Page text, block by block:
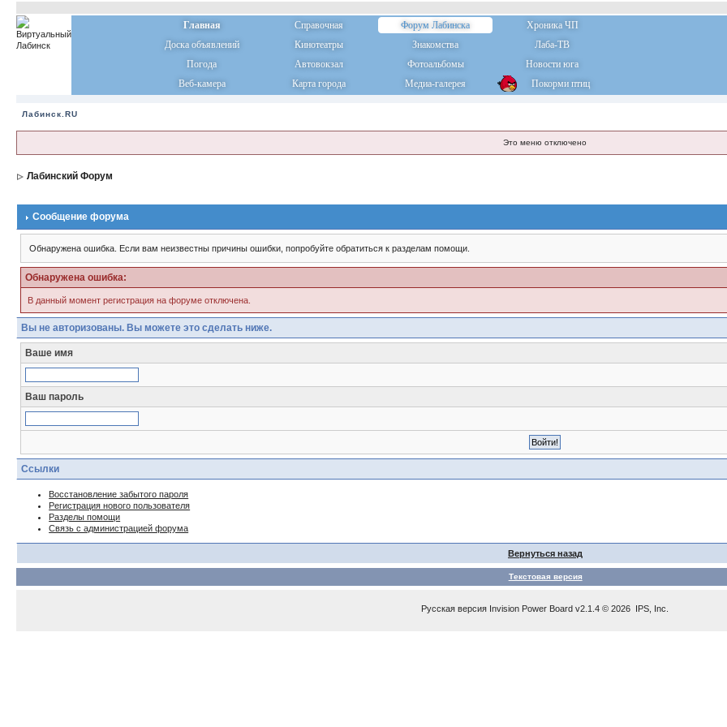
Главная Справочная Форум Лабинска
Хроника ЧП
Доска объявлений
Кинотеатры Знакомства
Лаба-ТВ
Погода
Автовокзал Фотоальбомы
Новости юга
Веб-камера
Карта города Медиа-галерея Покорми птиц
Лабинск.RU
Это меню отключено
Лабинский Форум
Сообщение форума
Обнаружена ошибка. Если вам неизвестны причины ошибки, попробуйте обратиться к разделам помощи.
Обнаружена ошибка:
В данный момент регистрация на форуме отключена.
Вы не авторизованы. Вы можете это сделать ниже.
Ваше имя
Ваш пароль
Ссылки
Восстановление забытого пароля
Регистрация нового пользователя
Разделы помощи
Связь с администрацией форума
Вернуться назад
Текстовая версия
Русская версия Invision Power Board v2.1.4 © 2026 IPS, Inc.